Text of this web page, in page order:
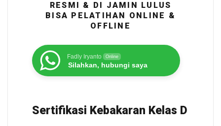
RESMI & DI JAMIN LULUS
BISA PELATIHAN ONLINE &
OFFLINE
Fadly Iryanto Online
Silahkan, hubungi saya
Sertifikasi Kebakaran Kelas D